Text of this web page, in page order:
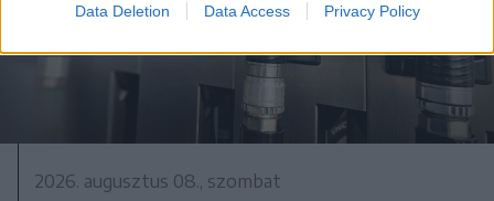
Data Deletion Data Access Privacy Policy
2026. augusztus 08., szombat